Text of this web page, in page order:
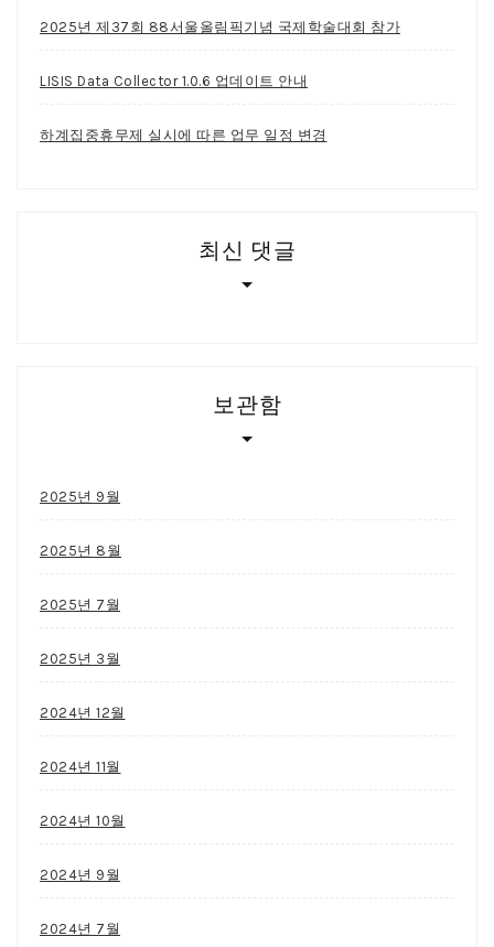
2025년 제37회 88서울올림픽기념 국제학술대회 참가
LISIS Data Collector 1.0.6 업데이트 안내
하계집중휴무제 실시에 따른 업무 일정 변경
최신 댓글
보관함
2025년 9월
2025년 8월
2025년 7월
2025년 3월
2024년 12월
2024년 11월
2024년 10월
2024년 9월
2024년 7월